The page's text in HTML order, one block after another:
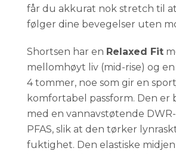
får du akkurat nok stretch til
følger dine bevegelser uten
Shortsen har en Relaxed Fit
mellomhøyt liv (mid-rise) og
4 tommer, noe som gir en
komfortabel passform. Den er
med en vannavstøtende
PFAS, slik at den tørker
fuktighet. Den elastiske